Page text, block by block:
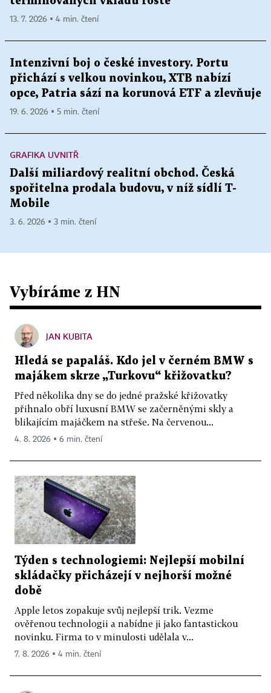
13. 7. 2026 ▪ 4 min. čtení
Intenzivní boj o české investory. Portu
přichází s velkou novinkou, XTB nabízí
opce, Patria sází na korunová ETF a zlevňuje
19. 6. 2026 ▪ 5 min. čtení
GRAFIKA UVNITŘ
Další miliardový realitní obchod. Česká
spořitelna prodala budovu, v níž sídlí T-
Mobile
3. 6. 2026 ▪ 3 min. čtení
Vybíráme z HN
JAN KUBITA
Hledá se papaláš. Kdo jel v černém BMW s
majákem skrze „Turkovu“ křižovatku?
Před několika dny se do jedné pražské křižovatky
přihnalo obří luxusní BMW se začerněnými skly a
blikajícím majáčkem na střeše. Na červenou...
4. 8. 2026 ▪ 6 min. čtení
Týden s technologiemi: Nejlepší mobilní
skládačky přicházejí v nejhorší možné
době
Apple letos zopakuje svůj nejlepší trik. Vezme
ověřenou technologii a nabídne ji jako fantastickou
novinku. Firma to v minulosti udělala v...
7. 8. 2026 ▪ 4 min. čtení